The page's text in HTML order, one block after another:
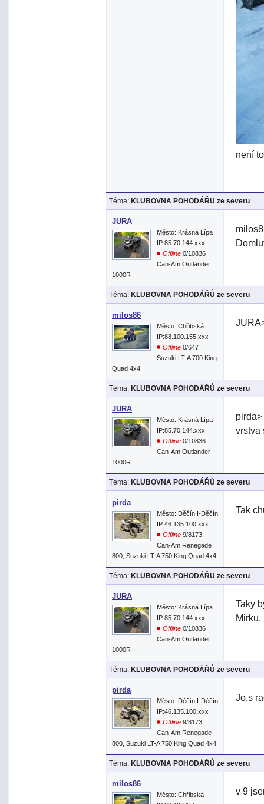
není
Téma: KLUBOVNA POHODÁŘŮ ze severu
JURA
Město: Krásná Lípa
IP:85.70.144.xxx
Offline 0/10836
Can-Am Outlander
1000R
Téma: KLUBOVNA POHODÁŘŮ ze severu
milos86
Město: Chřibská
IP:88.100.155.xxx
Offline 0/647
Suzuki LT-A 700 King
Quad 4x4
Téma: KLUBOVNA POHODÁŘŮ ze severu
JURA
Město: Krásná Lípa
IP:85.70.144.xxx
Offline 0/10836
Can-Am Outlander
1000R
vrstva
Téma: KLUBOVNA POHODÁŘŮ ze severu
pirda
Město: Děčín I-Děčín
IP:46.135.100.xxx
Offline 9/8173
Can-Am Renegade
800, Suzuki LT-A 750 King Quad 4x4
Tak
Téma: KLUBOVNA POHODÁŘŮ ze severu
JURA
Město: Krásná Lípa
IP:85.70.144.xxx
Offline 0/10836
Can-Am Outlander
1000R
Taky
Téma: KLUBOVNA POHODÁŘŮ ze severu
pirda
Město: Děčín I-Děčín
IP:46.135.100.xxx
Offline 9/8173
Can-Am Renegade
800, Suzuki LT-A 750 King Quad 4x4
Jo,s
Téma: KLUBOVNA POHODÁŘŮ ze severu
milos86
Město: Chřibská
v 9